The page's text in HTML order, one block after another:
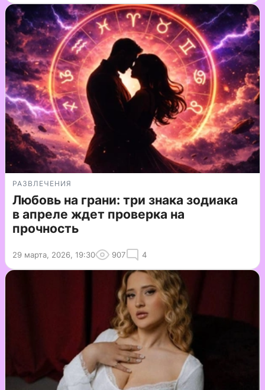
РАЗВЛЕЧЕНИЯ
Любовь на грани: три знака зодиака
в апреле ждет проверка на
прочность
29 марта, 2026, 19:30 907 4